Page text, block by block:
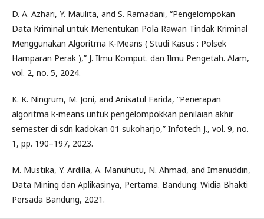
D. A. Azhari, Y. Maulita, and S. Ramadani, “Pengelompokan
Data Kriminal untuk Menentukan Pola Rawan Tindak Kriminal
Menggunakan Algoritma K-Means ( Studi Kasus : Polsek
Hamparan Perak ),” J. Ilmu Komput. dan Ilmu Pengetah. Alam,
vol. 2, no. 5, 2024.
K. K. Ningrum, M. Joni, and Anisatul Farida, “Penerapan
algoritma k-means untuk pengelompokkan penilaian akhir
semester di sdn kadokan 01 sukoharjo,” Infotech J., vol. 9, no.
1, pp. 190–197, 2023.
M. Mustika, Y. Ardilla, A. Manuhutu, N. Ahmad, and Imanuddin,
Data Mining dan Aplikasinya, Pertama. Bandung: Widia Bhakti
Persada Bandung, 2021.